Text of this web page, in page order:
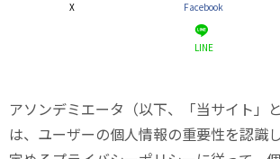
X Facebook
LINE
アソンデミエータ（以下、「当サイト」
は、ユーザーの個人情報の重要性を認識